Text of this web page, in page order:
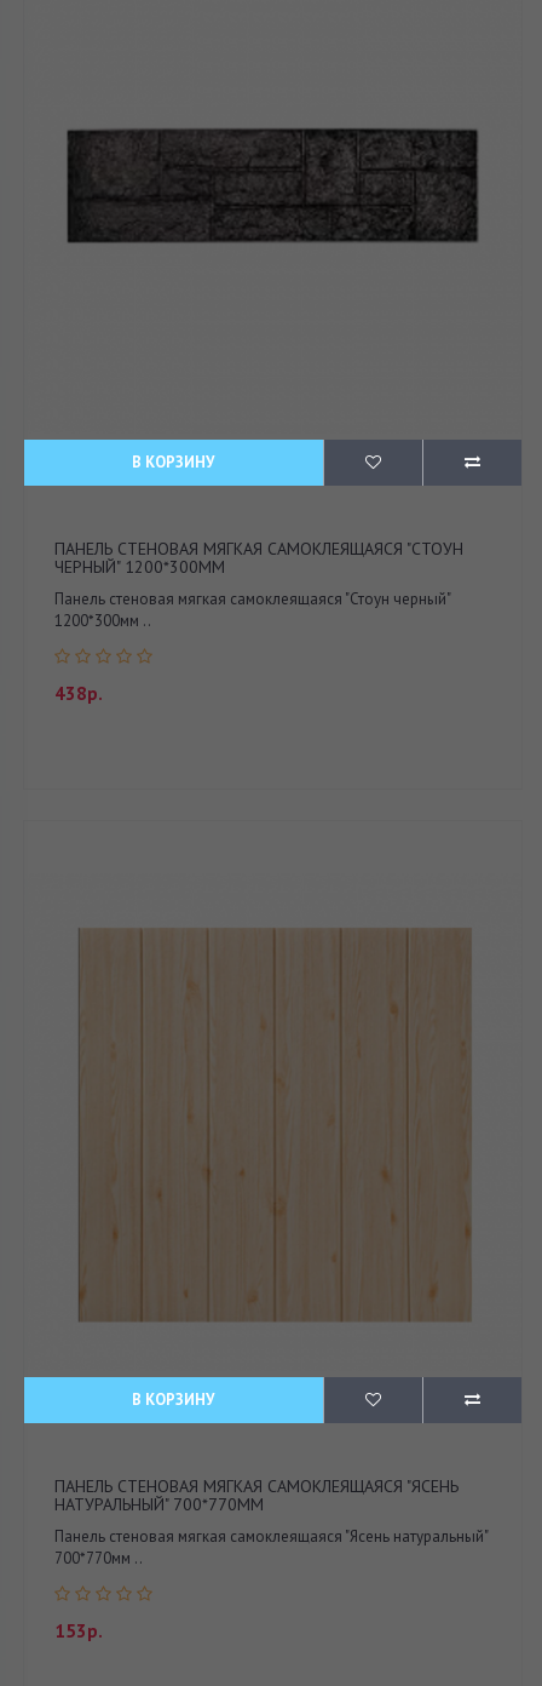
В КОРЗИНУ
ПАНЕЛЬ СТЕНОВАЯ МЯГКАЯ САМОКЛЕЯЩАЯСЯ "СТОУН
ЧЕРНЫЙ" 1200*300ММ
Панель стеновая мягкая самоклеящаяся "Стоун черный"
1200*300мм ..
438р.
В КОРЗИНУ
ПАНЕЛЬ СТЕНОВАЯ МЯГКАЯ САМОКЛЕЯЩАЯСЯ "ЯСЕНЬ
НАТУРАЛЬНЫЙ" 700*770ММ
Панель стеновая мягкая самоклеящаяся "Ясень натуральный"
700*770мм ..
153р.